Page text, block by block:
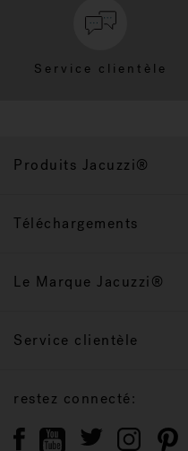
Service clientèle
Produits Jacuzzi®
Téléchargements
Le Marque Jacuzzi®
Service clientèle
restez connecté: